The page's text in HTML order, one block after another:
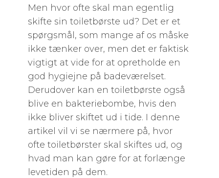
Men hvor ofte skal man egentlig
skifte sin toiletbørste ud? Det er et
spørgsmål, som mange af os måske
ikke tænker over, men det er faktisk
vigtigt at vide for at opretholde en
god hygiejne på badeværelset.
Derudover kan en toiletbørste også
blive en bakteriebombe, hvis den
ikke bliver skiftet ud i tide. I denne
artikel vil vi se nærmere på, hvor
ofte toiletbørster skal skiftes ud, og
hvad man kan gøre for at forlænge
levetiden på dem.